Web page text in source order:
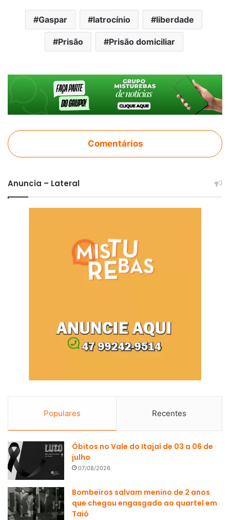
Gaspar latrocínio liberdade
Prisão Prisão domiciliar
Comentários
Anuncia – Lateral
Populares Recentes
Óbitos no Vale do Itajaí de 03 a 06 de
julho
07/08/2026
Bombeiros salvam menino de 2 anos
que chegou engasgado ao quartel em
Taió